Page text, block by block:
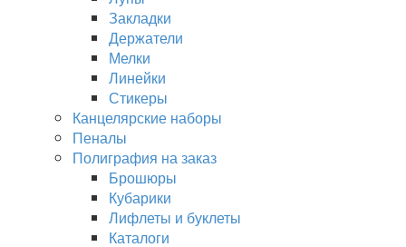
Закладки
Держатели
Мелки
Линейки
Стикеры
Канцелярские наборы
Пеналы
Полиграфия на заказ
Брошюры
Кубарики
Лифлеты и буклеты
Каталоги